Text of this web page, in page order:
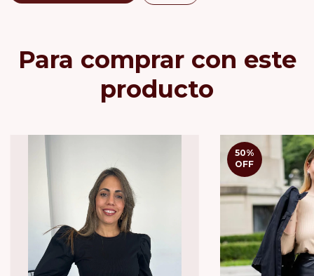
Para comprar con este
producto
50%
OFF